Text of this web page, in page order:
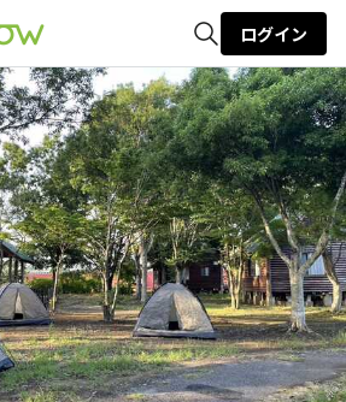
検索
ログイン